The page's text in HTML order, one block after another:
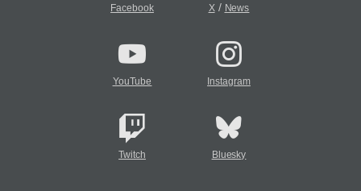
Facebook X/ News
YouTube Instagram
Twitch Bluesky